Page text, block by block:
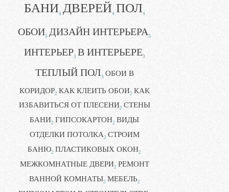
БАНИ4 ДВЕРЕЙ4 ПОЛ4
ОБОИ3 ДИЗАЙН ИНТЕРЬЕРА3
ИНТЕРЬЕР3 В ИНТЕРЬЕРЕ3
ТЕПЛЫЙ ПОЛ3 ОБОИ В
КОРИДОР2 КАК КЛЕИТЬ ОБОИ2 КАК
ИЗБАВИТЬСЯ ОТ ПЛЕСЕНИ2 СТЕНЫ
БАНИ2 ГИПСОКАРТОН2 ВИДЫ
ОТДЕЛКИ ПОТОЛКА2 СТРОИМ
БАНЮ2 ПЛАСТИКОВЫХ ОКОН2
МЕЖКОМНАТНЫЕ ДВЕРИ2 РЕМОНТ
ВАННОЙ КОМНАТЫ2 МЕБЕЛЬ2